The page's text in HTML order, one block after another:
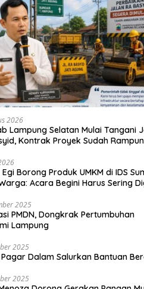
2026
Lampung Selatan Mulai Tangani
Kontrak Proyek Sudah
Borong Produk UMKM di IDS
Acara Begini Harus Sering
2025
PMDN, Dongkrak Pertumbuhan
Lampung
2025
Dalam Salurkan Bantuan
2025